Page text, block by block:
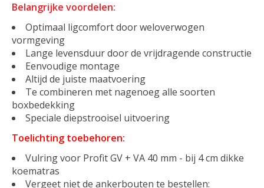
Belangrijke voordelen:
Optimaal ligcomfort door weloverwogen
vormgeving
Lange levensduur door de vrijdragende constructie
Eenvoudige montage
Altijd de juiste maatvoering
Te combineren met nagenoeg alle soorten
boxbedekking
Speciale diepstrooisel uitvoering
Toelichting toebehoren:
Vulring voor Profit GV + VA 40 mm - bij 4 cm dikke
koematras
Vergeet niet de ankerbouten te bestellen: